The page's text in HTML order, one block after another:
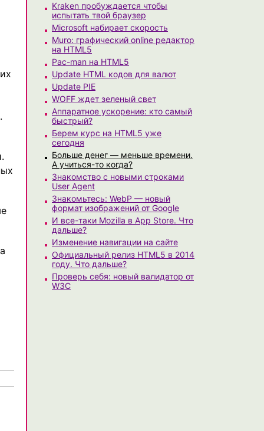
Kraken пробуждается чтобы
испытать твой браузер
Microsoft набирает скорость
Muro: графический online редактор
на HTML5
Pac-man на HTML5
Update HTML кодов для валют
Update PIE
WOFF ждет зеленый свет
Аппаратное ускорение: кто самый
быстрый?
Берем курс на HTML5 уже
сегодня
Больше денег — меньше времени.
А учиться-то когда?
Знакомство с новыми строками
User Agent
Знакомьтесь: WebP — новый
формат изображений от Google
И все-таки Mozilla в App Store. Что
дальше?
Изменение навигации на сайте
Официальный релиз HTML5 в 2014
году. Что дальше?
Проверь себя: новый валидатор от
W3C